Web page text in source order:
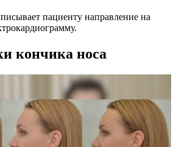
пациенту направление на
кончика носа